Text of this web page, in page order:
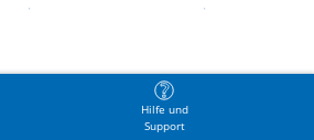
Hilfe und
Support